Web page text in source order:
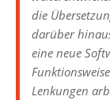
die
darüber
eine neue
Lenkungen